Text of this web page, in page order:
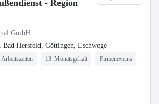
- Region
GmbH
Bad Hersfeld, Göttingen, Eschwege
13. Monatsgehalt Firmenevents